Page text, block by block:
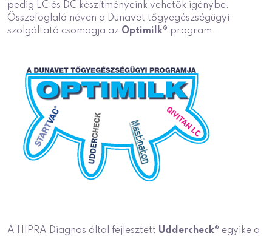
pedig LC és DC készítményeink vehetők igénybe.
Összefoglaló néven a Dunavet tőgyegészségügyi
szolgáltató csomagja az Optimilk® program.
A HIPRA Diagnos által fejlesztett Uddercheck® egyike a